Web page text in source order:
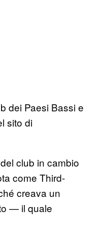
dei Paesi Bassi e
sito di
club in cambio
come Third-
creava un
— il quale